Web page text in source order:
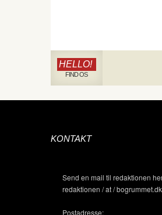
HELLO!
FIND OS
KONTAKT
Send en mail til redaktionen
redaktionen / at / bogrummet.dk
Postadresse: